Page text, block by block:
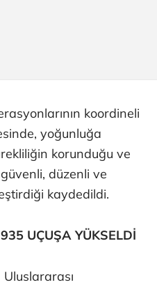
koordineli
yoğunluğa
korunduğu ve
düzenli ve
kaydedildi.
UÇUŞA YÜKSELDİ